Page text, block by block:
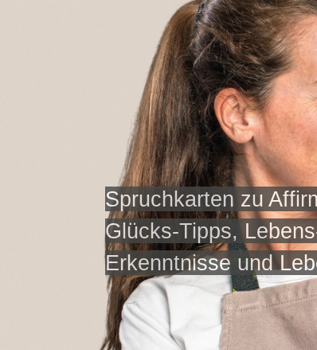
Spruchkarten zu
Glücks-Tipps,
Erkenntnisse und